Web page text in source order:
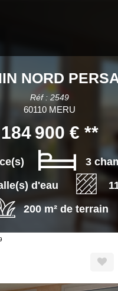
NORD
Réf : 2549
60110 MERU
184 900 € **
3
d'eau
200 m² de terrain